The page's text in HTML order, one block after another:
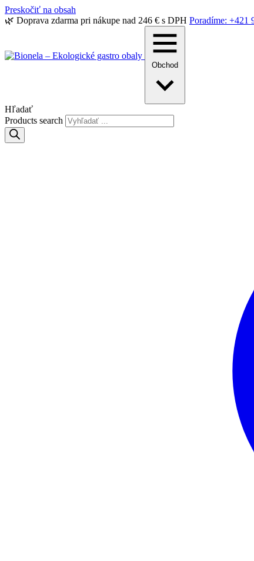
Preskočiť na obsah
🌿 Doprava zdarma pri nákupe nad 246 € s DPH Poradíme: +421
Obchod
Hľadať
Products search